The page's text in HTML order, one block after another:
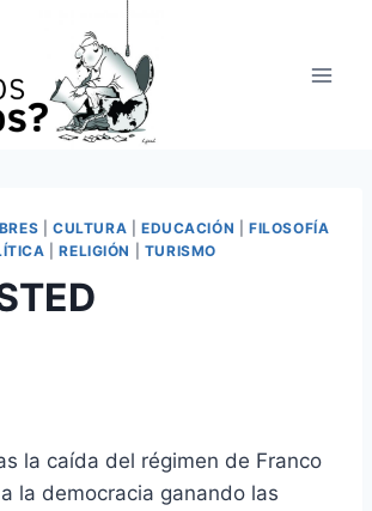
CULTURA EDUCACIÓN |FILOSOFÍA
|RELIGIÓN TURISMO
la caída del régimen de Franco
la democracia ganando las